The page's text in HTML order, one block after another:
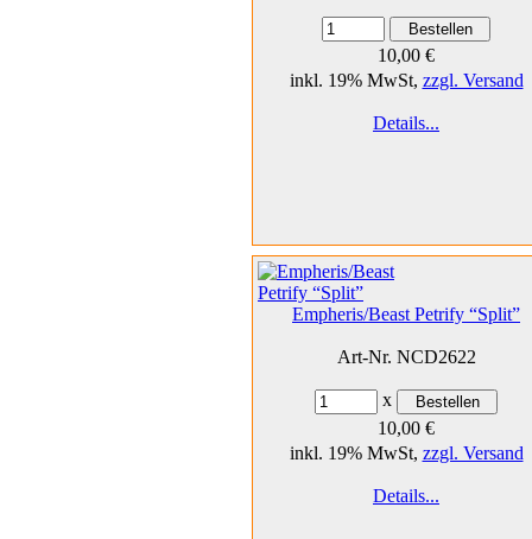
10,00 €
inkl. 19% MwSt, zzgl. Versand
Details...
Empheris/Beast Petrify “Split”
Art-Nr. NCD2622
x
10,00 €
inkl. 19% MwSt, zzgl. Versand
Details...